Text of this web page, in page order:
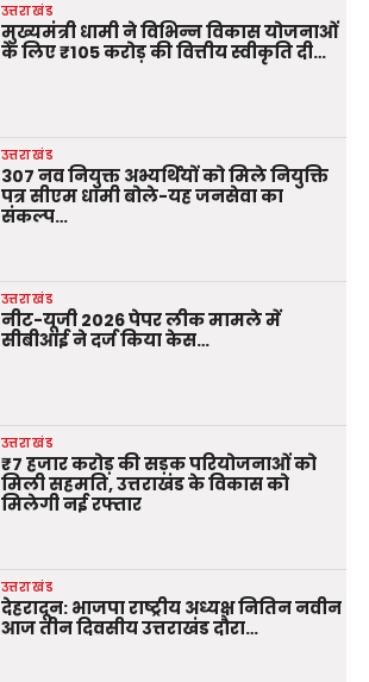
उत्तराखंड
मुख्यमंत्री धामी ने विभिन्न विकास योजनाओं
के लिए ₹105 करोड़ की वित्तीय स्वीकृति दी…
उत्तराखंड
307 नव नियुक्त अभ्यर्थियों को मिले नियुक्ति
पत्र सीएम धामी बोले-यह जनसेवा का
संकल्प…
उत्तराखंड
नीट-यूजी 2026 पेपर लीक मामले में
सीबीआई ने दर्ज किया केस…
उत्तराखंड
₹7 हजार करोड़ की सड़क परियोजनाओं को
मिली सहमति, उत्तराखंड के विकास को
मिलेगी नई रफ्तार
उत्तराखंड
देहरादून: भाजपा राष्ट्रीय अध्यक्ष नितिन नवीन
आज तीन दिवसीय उत्तराखंड दौरा…